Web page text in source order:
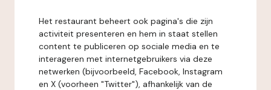
Het restaurant beheert ook pagina's die zijn
activiteit presenteren en hem in staat stellen
content te publiceren op sociale media en te
interageren met internetgebruikers via deze
netwerken (bijvoorbeeld, Facebook, Instagram
en X (voorheen "Twitter"), afhankelijk van de